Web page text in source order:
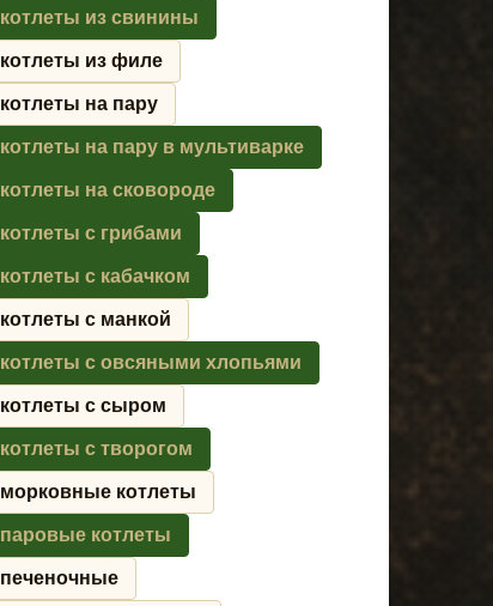
котлеты из свинины
котлеты из филе
котлеты на пару
котлеты на пару в мультиварке
котлеты на сковороде
котлеты с грибами
котлеты с кабачком
котлеты с манкой
котлеты с овсяными хлопьями
котлеты с сыром
котлеты с творогом
морковные котлеты
паровые котлеты
печеночные